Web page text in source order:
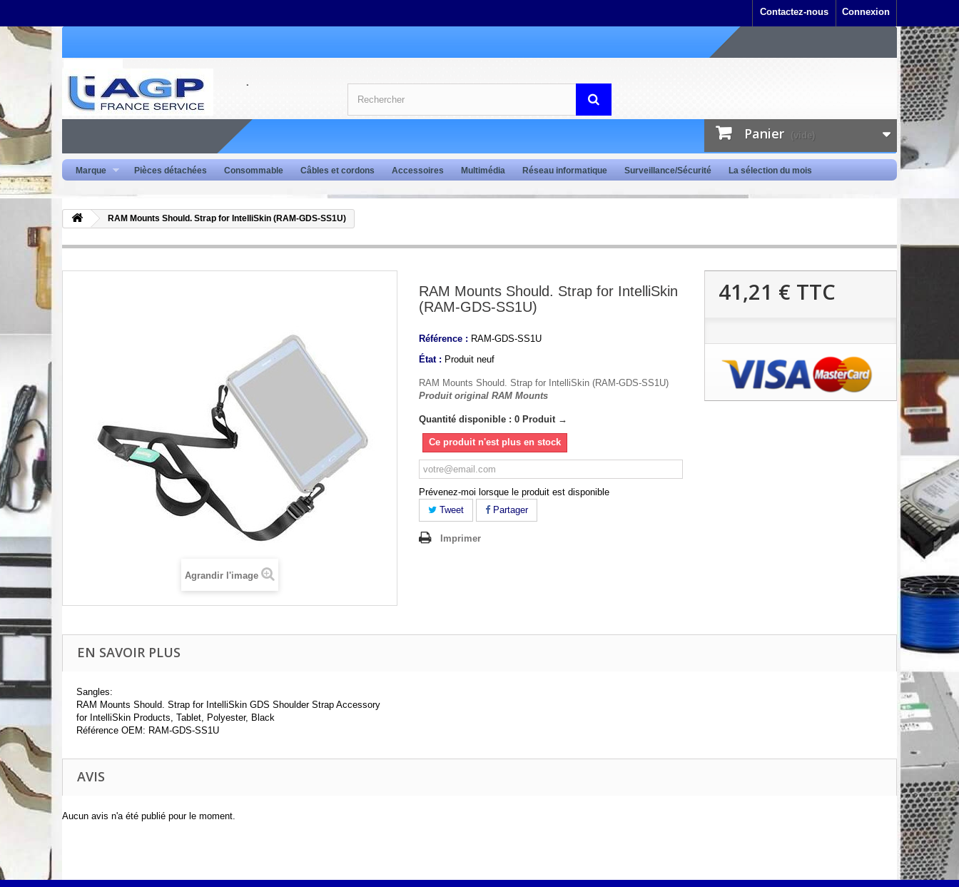
Connexion
Contactez-nous
Panier (vide)
Marque Pièces détachées Consommable Câbles et cordons Accessoires Multimédia Réseau informatique Surveillance/Sécurité La sélection du mois
RAM Mounts Should. Strap for IntelliSkin (RAM-GDS-SS1U)
Agrandir l'image
RAM Mounts Should. Strap for IntelliSkin
(RAM-GDS-SS1U)
Référence : RAM-GDS-SS1U
État : Produit neuf
RAM Mounts Should. Strap for IntelliSkin (RAM-GDS-SS1U)
Produit original RAM Mounts
Quantité disponible : 0 Produit →
Ce produit n'est plus en stock
Prévenez-moi lorsque le produit est disponible
Tweet
Partager
Imprimer
41,21 € TTC
EN SAVOIR PLUS
Sangles:
RAM Mounts Should. Strap for IntelliSkin GDS Shoulder Strap Accessory
for IntelliSkin Products, Tablet, Polyester, Black
Référence OEM: RAM-GDS-SS1U
AVIS
Aucun avis n'a été publié pour le moment.